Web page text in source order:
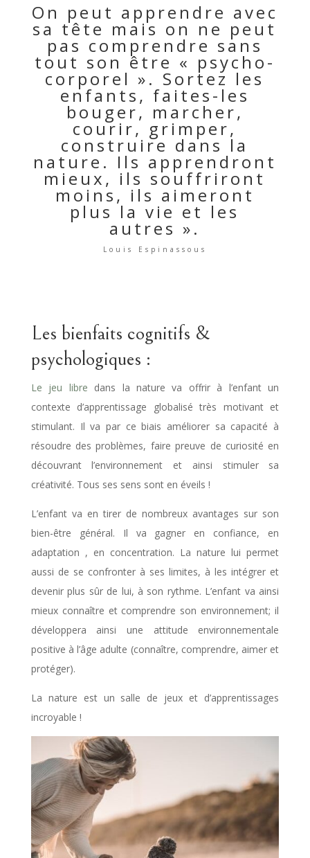
On peut apprendre avec
sa tête mais on ne peut
pas comprendre sans
tout son être « psycho-
corporel ». Sortez les
enfants, faites-les
bouger, marcher,
courir, grimper,
construire dans la
nature. Ils apprendront
mieux, ils souffriront
moins, ils aimeront
plus la vie et les
autres ».
Louis Espinassous
Les bienfaits cognitifs &
psychologiques :
Le jeu libre dans la nature va offrir à l’enfant un
contexte d’apprentissage globalisé très motivant et
stimulant. Il va par ce biais améliorer sa capacité à
résoudre des problèmes, faire preuve de curiosité en
découvrant l’environnement et ainsi stimuler sa
créativité. Tous ses sens sont en éveils !
L’enfant va en tirer de nombreux avantages sur son
bien-être général. Il va gagner en confiance, en
adaptation , en concentration. La nature lui permet
aussi de se confronter à ses limites, à les intégrer et
devenir plus sûr de lui, à son rythme. L’enfant va ainsi
mieux connaître et comprendre son environnement; il
développera ainsi une attitude environnementale
positive à l’âge adulte (connaître, comprendre, aimer et
protéger).
La nature est un salle de jeux et d’apprentissages
incroyable !